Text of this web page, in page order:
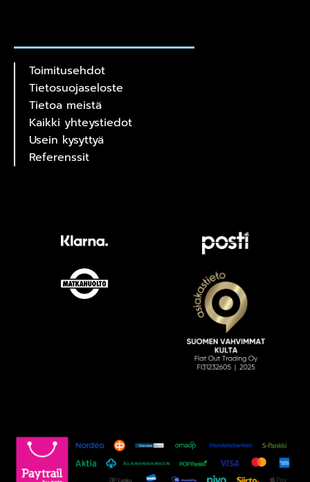
Toimitusehdot
Tietosuojaseloste
Tietoa meistä
Kaikki yhteystiedot
Usein kysyttyä
Referenssit